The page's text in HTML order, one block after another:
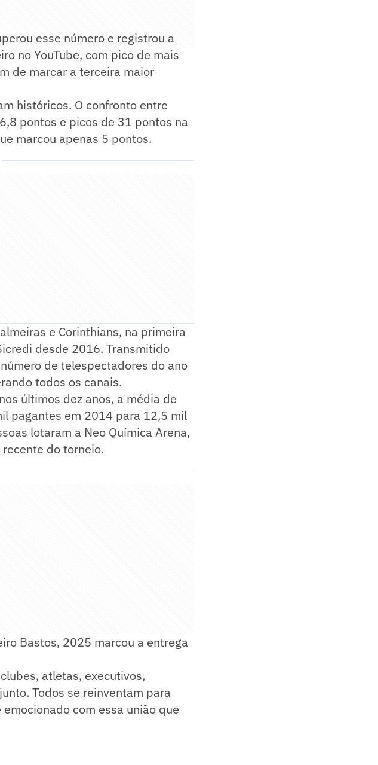
esse número e registrou a
no YouTube, com pico de mais
de marcar a terceira maior
históricos. O confronto entre
pontos e picos de 31 pontos na
marcou apenas 5 pontos.
e Corinthians, na primeira
desde 2016. Transmitido
de telespectadores do ano
todos os canais.
últimos dez anos, a média de
pagantes em 2014 para 12,5 mil
lotaram a Neo Química Arena,
do torneio.
Bastos, 2025 marcou a entrega
atletas, executivos,
Todos se reinventam para
com essa união que